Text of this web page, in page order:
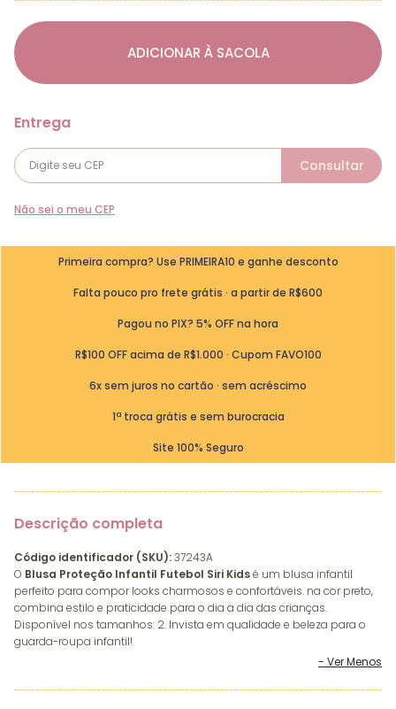
ADICIONAR À SACOLA
Não sei o meu CEP
Primeira compra? Use PRIMEIRA10 e ganhe desconto
Falta pouco pro frete grátis · a partir de R$600
Pagou no PIX? 5% OFF na hora
R$100 OFF acima de R$1.000 · Cupom FAVO100
6x sem juros no cartão · sem acréscimo
1ª troca grátis e sem burocracia
Site 100% Seguro
Descrição completa
Código identificador (SKU):37243A
O Blusa Proteção Infantil Futebol Siri Kidsé um blusa infantil
perfeito para compor looks charmosos e confortáveis. na cor preto,
combina estilo e praticidade para o dia a dia das crianças.
Disponível nos tamanhos: 2. Invista em qualidade e beleza para o
guarda-roupa infantil!